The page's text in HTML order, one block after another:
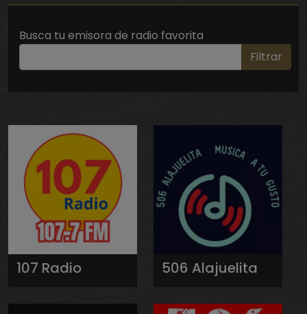
Busca tu emisora de radio favorita
Filtrar
107 Radio 506 Alajuelita